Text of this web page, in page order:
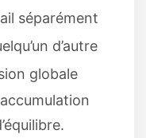
séparément
d’autre
globale